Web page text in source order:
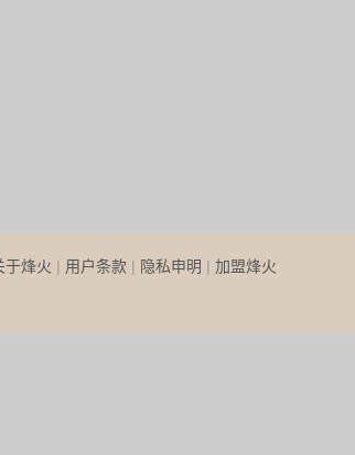
于烽火 | 用户条款 | 隐私申明 | 加盟烽火